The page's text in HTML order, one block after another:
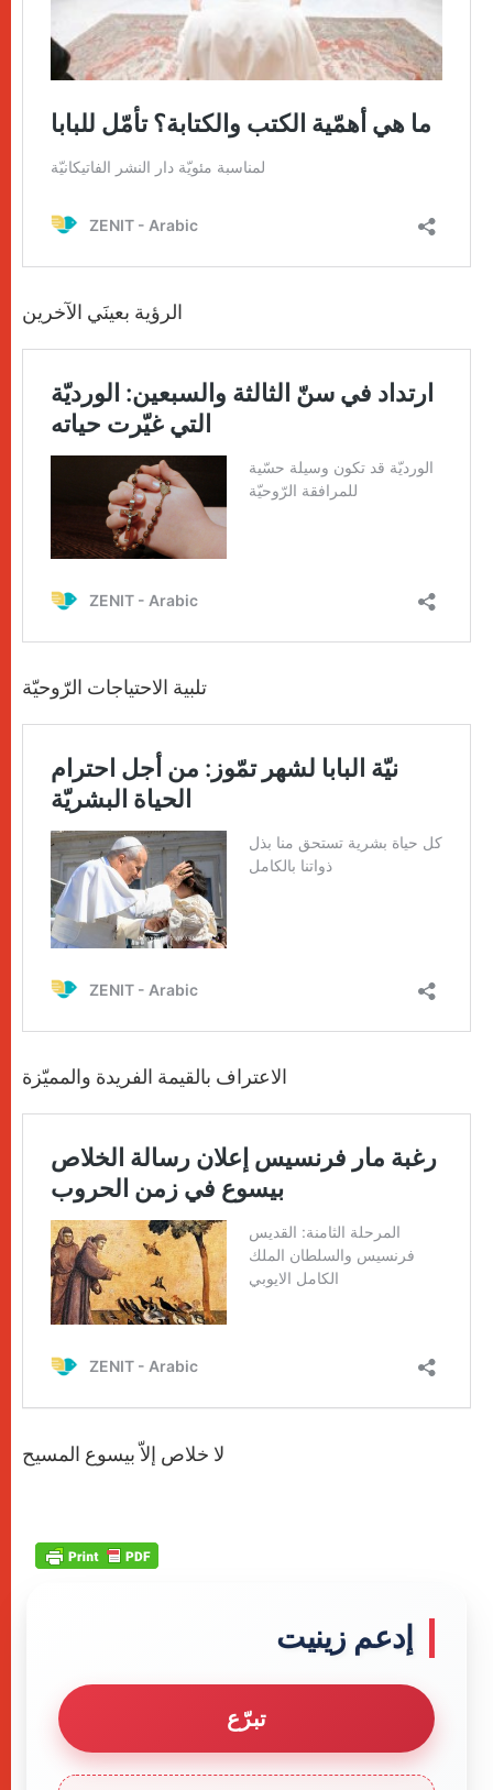
الرؤية بعينَي الآخرين
تلبية الاحتياجات الرّوحيّة
الاعتراف بالقيمة الفريدة والمميّزة
لا خلاص إلاّ بيسوع المسيح
إدعم زينيت
تبرّع